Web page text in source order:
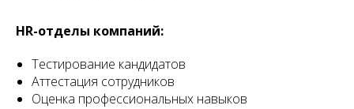
HR-отделы компаний:
Тестирование кандидатов
Аттестация сотрудников
Оценка профессиональных навыков